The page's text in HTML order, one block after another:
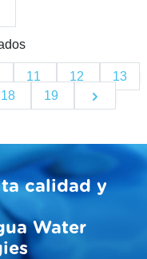
11 12
13
18 19
calidad y
Water